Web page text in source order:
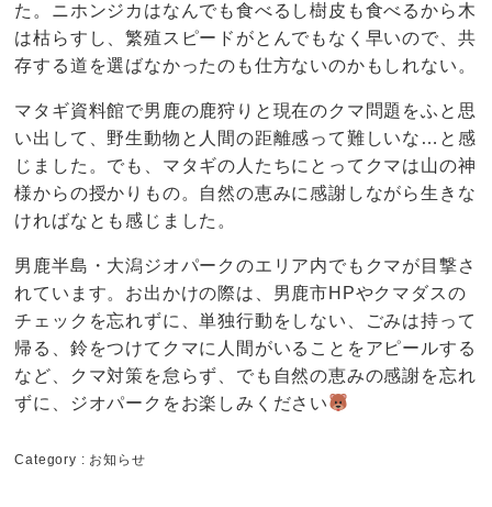
た。ニホンジカはなんでも食べるし樹皮も食べるから木
は枯らすし、繁殖スピードがとんでもなく早いので、共
存する道を選ばなかったのも仕方ないのかもしれない。
マタギ資料館で男鹿の鹿狩りと現在のクマ問題をふと思
い出して、野生動物と人間の距離感って難しいな…と感
じました。でも、マタギの人たちにとってクマは山の神
様からの授かりもの。自然の恵みに感謝しながら生きな
ければなとも感じました。
男鹿半島・大潟ジオパークのエリア内でもクマが目撃さ
れています。お出かけの際は、 男鹿市HPやクマダスの
チェックを忘れずに、単独行動をしない、ごみは持って
帰る、鈴をつけてクマに人間がいることをアピールする
など、クマ対策を怠らず、でも自然の恵みの感謝を忘れ
ずに、ジオパークをお楽しみください
Category : お知らせ